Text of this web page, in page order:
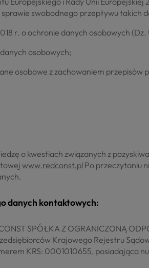
swobodnego przepływu takich
r. o ochronie danych osobowych
osobowych;
osobowe z zachowaniem przepisów
o kwestiach związanych z
www.redconst.pl Po przeczytaniu
danych kontaktowych:
SPÓŁKA Z OGRANICZONĄ
Krajowego Rejestru
KRS: 0001010655, posiadająca